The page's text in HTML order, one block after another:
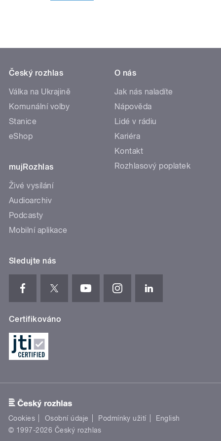
Český rozhlas
Válka na Ukrajině
Komunální volby
Stanice
eShop
mujRozhlas
Živé vysílání
Audioarchiv
Podcasty
Mobilní aplikace
O nás
Jak nás naladíte
Nápověda
Lidé v rádiu
Kariéra
Kontakt
Rozhlasový poplatek
Sledujte nás
Certifikováno
Cookies Osobní údaje Podmínky užití
English
© 1997-2026 Český rozhlas